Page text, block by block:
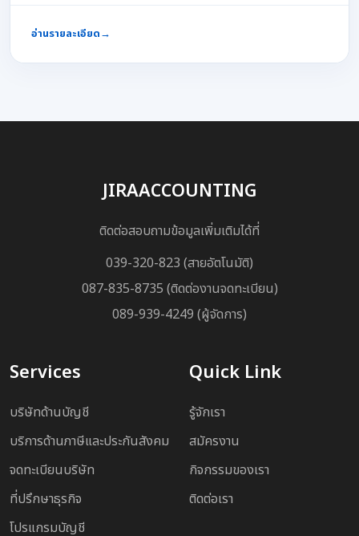
สะท้อนถึงความมุ่งมั่นของบริษัท จิรการบัญชี จำกัด ในการ
มั่นคงและยั่งยืน “เราไม่ได้เพียงให้บริการด้านบัญชี แต่เรามุ่ง
จะเป็นลูกค้า คู่ค้า พนักงาน และสังคม โดยยึดหลักความถูก
ความไว้วางใจมาโดยตลอด บริษัทจะยังคงมุ่งมั่นพัฒนา
คุณภาพการให้บริการ และดำเนินธุรกิจบนพื้นฐานของ
คุณธรรมและจรรยาบรรณ เพื่อสร้างความยั่งยืนให้กับ
อ่านรายละเอียด→
JIRAACCOUNTING
ติดต่อสอบถามข้อมูลเพิ่มเติมได้ที่
039-320-823 (สายอัตโนมัติ)
087-835-8735 (ติดต่องานจดทะเบียน)
089-939-4249 (ผู้จัดการ)
Services
บริษัทด้านบัญชี
บริการด้านภาษีและประกันสังคม
จดทะเบียนบริษัท
ที่ปรึกษาธุรกิจ
โปรแกรมบัญชี
Quick Link
รู้จักเรา
สมัครงาน
กิจกรรมของเรา
ติดต่อเรา